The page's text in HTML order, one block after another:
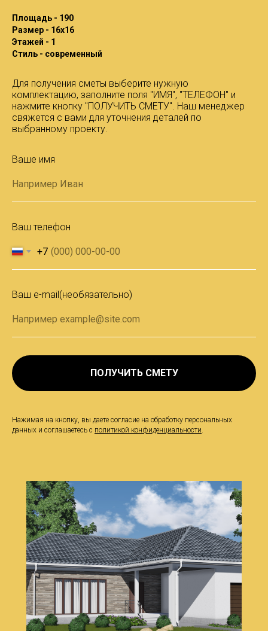
Площадь - 190
Размер - 16x16
Этажей - 1
Стиль - современный
Для получения сметы выберите нужную
комплектацию, заполните поля "ИМЯ", "ТЕЛЕФОН" и
нажмите кнопку "ПОЛУЧИТЬ СМЕТУ". Наш менеджер
свяжется с вами для уточнения деталей по
выбранному проекту.
Ваше имя
Ваш телефон
+7
Ваш e-mail(необязательно)
ПОЛУЧИТЬ СМЕТУ
Нажимая на кнопку, вы даете согласие на обработку персональных
данных и соглашаетесь c политикой конфиденциальности